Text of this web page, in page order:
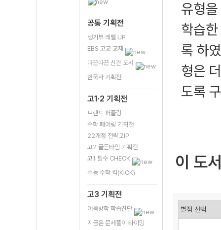
공통 기획전
생기부 레벨 UP
EBS 고교 교재
따끈따끈 신간 도서
한국사 기획전
고1·2 기획전
브랜드 퍼즐링
수학 페어링 기획전
22개정 전략.ZIP
고2 골든타임 기획전
고1 필수 CHECK
수능 수학 킥(KICK)
고3 기획전
여름방학 학습진단
지금은 문제풀이 타이밍
유형
학습
록 하
형은
도록
이 도